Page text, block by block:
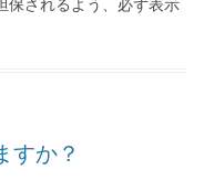
すか？